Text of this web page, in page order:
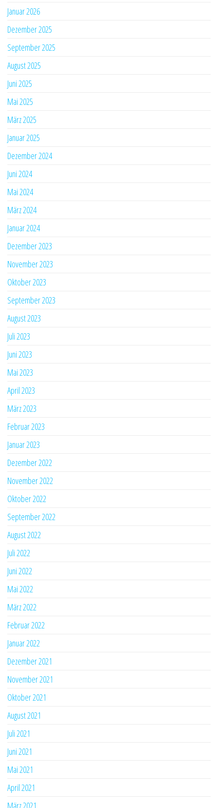
Januar 2026
Dezember 2025
September 2025
August 2025
Juni 2025
Mai 2025
März 2025
Januar 2025
Dezember 2024
Juni 2024
Mai 2024
März 2024
Januar 2024
Dezember 2023
November 2023
Oktober 2023
September 2023
August 2023
Juli 2023
Juni 2023
Mai 2023
April 2023
März 2023
Februar 2023
Januar 2023
Dezember 2022
November 2022
Oktober 2022
September 2022
August 2022
Juli 2022
Juni 2022
Mai 2022
März 2022
Februar 2022
Januar 2022
Dezember 2021
November 2021
Oktober 2021
August 2021
Juli 2021
Juni 2021
Mai 2021
April 2021